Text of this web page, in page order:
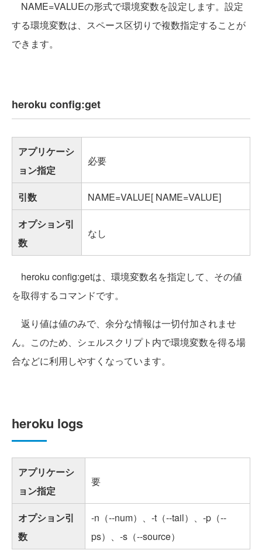
NAME=VALUEの形式で環境変数を設定します。設定
する環境変数は、スペース区切りで複数指定することが
できます。
heroku config:get
アプリケーシ
ョン指定
必要
引数
NAME=VALUE[ NAME=VALUE]
オプション引
数
なし
heroku config:getは、環境変数名を指定して、その値
を取得するコマンドです。
返り値は値のみで、余分な情報は一切付加されませ
ん。このため、シェルスクリプト内で環境変数を得る場
合などに利用しやすくなっています。
heroku logs
アプリケーシ
ョン指定
要
オプション引
数
-n（--num）、-t（--tail）、-p（--
ps）、-s（--source）